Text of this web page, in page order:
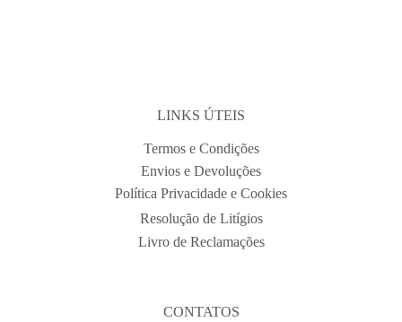
LINKS ÚTEIS
Termos e Condições
Envios e Devoluções
Política Privacidade e Cookies
Resolução de Litígios
Livro de Reclamações
CONTATOS